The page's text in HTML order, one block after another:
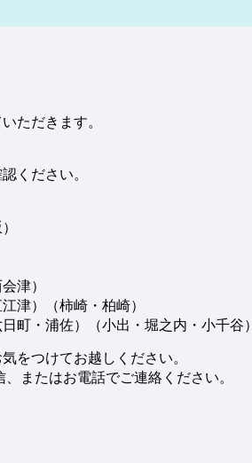
ただきます。
ください。
津）
津）（柿崎・柏崎）
町・浦佐）（小出・堀之内・小千谷）
をつけてお越しください。
またはお電話でご連絡ください。